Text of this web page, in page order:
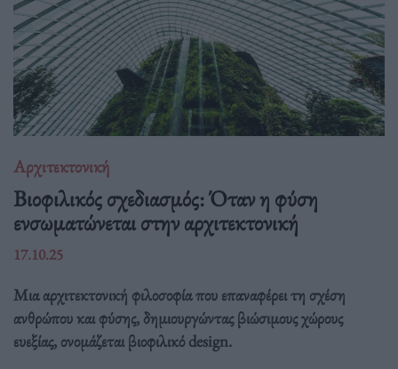
Αρχιτεκτονική
Βιοφιλικός σχεδιασμός: Όταν η φύση
ενσωματώνεται στην αρχιτεκτονική
17.10.25
Μια αρχιτεκτονική φιλοσοφία που επαναφέρει τη σχέση
ανθρώπου και φύσης, δημιουργώντας βιώσιμους χώρους
ευεξίας, ονομάζεται βιοφιλικό design.